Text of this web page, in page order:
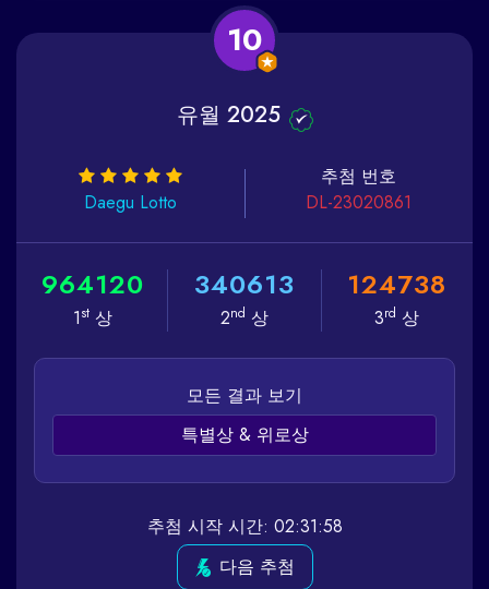
10
유월 2025
Daegu Lotto
추첨 번호
DL-23020861
964120
1st상
340613
2nd 상
124738
3rd 상
모든 결과 보기
특별상 & 위로상
추첨 시작 시간: 02:31:58
다음 추첨